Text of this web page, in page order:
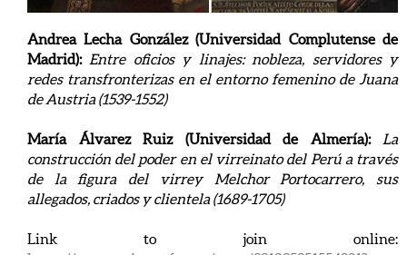
Andrea Lecha González (Universidad Complutense de
Madrid): Entre oficios y linajes: nobleza, servidores y
redes transfronterizas en el entorno femenino de Juana
de Austria (1539-1552)
María Álvarez Ruiz (Universidad de Almería):
La
construcción del poder en el virreinato del Perú a través
de la figura del virrey Melchor Portocarrero, sus
allegados, criados y clientela (1689-1705)
Link to join online: